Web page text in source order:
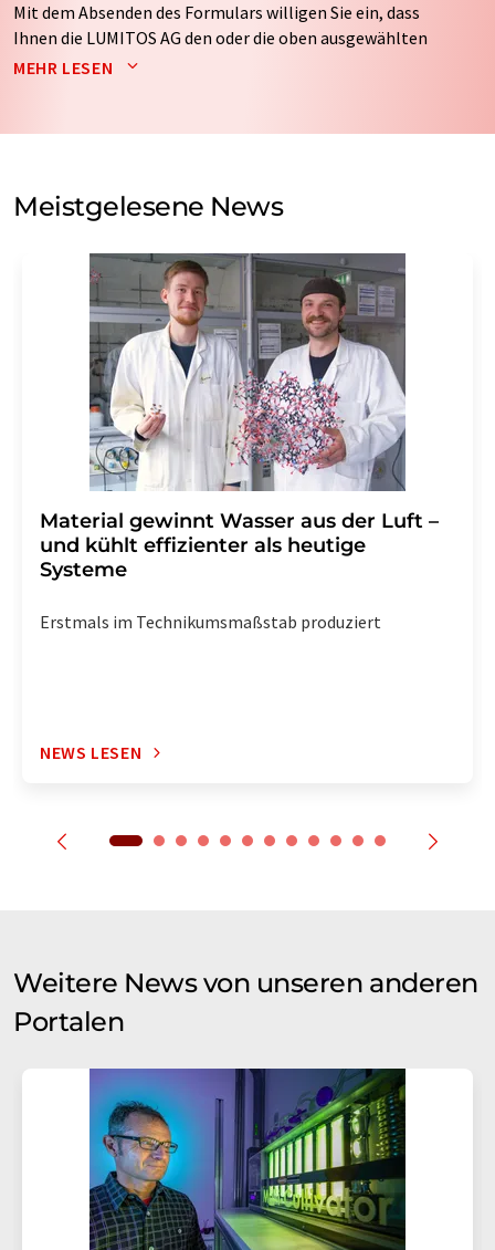
Mit dem Absenden des Formulars willigen Sie ein, dass
Ihnen die LUMITOS AG den oder die oben ausgewählten
Newsletter per E-Mail zusendet. Ihre Daten werden
auf Basis unsererDatenschutzerklärung. LUMITOS darf
Meinungsforschung per E-Mail kontaktieren. Ihre
Einwilligung können Sie jederzeit ohne Angabe von
Str. 2, 12489 Berlin oder per E-Mail unter
widerruf@lumitos.commit Wirkung für die Zukunft
widerrufen. Zudem ist in jeder E-Mail ein Link zur
Abbestellung des entsprechenden Newsletters
enthalten.
MEHR LESEN
Meistgelesene News
Material gewinnt Wasser aus der Luft –
und kühlt effizienter als heutige
Systeme
Erstmals im Technikumsmaßstab produziert
NEWS LESEN
Weitere News von unseren anderen
Portalen